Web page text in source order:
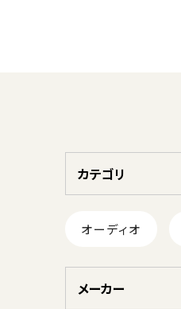
カテゴリ
オーディオ
メーカー